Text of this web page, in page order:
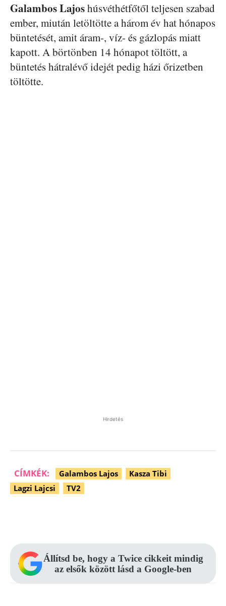
Galambos Lajoshúsvéthétfőtől teljesen szabad
ember, miután letöltötte a három év hat hónapos
büntetését, amit áram-, víz- és gázlopás miatt
kapott. A börtönben 14 hónapot töltött, a
büntetés hátralévő idejét pedig házi őrizetben
töltötte.
Hirdetés
CÍMKÉK: Galambos Lajos
Kasza Tibi
Lagzi Lajcsi
TV2
Állítsd be, hogy a Twice cikkeit mindig
az elsők között lásd a Google-ben